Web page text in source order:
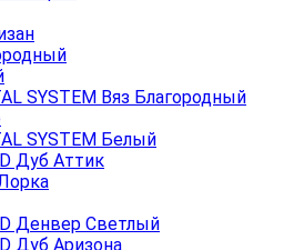
SYSTEM Вяз Благородный
SYSTEM Белый
Дуб Аттик
Денвер Светлый
Дуб Аризона